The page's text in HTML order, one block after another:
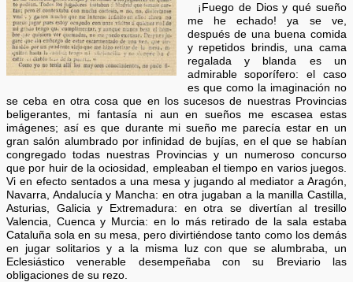
¡Fuego de Dios y qué sueño
me he echado! ya se ve,
después de una buena comida
y repetidos brindis, una cama
regalada y blanda es un
admirable soporífero: el caso
es que como la imaginación no
se ceba en otra cosa que en los sucesos de nuestras Provincias
beligerantes, mi fantasía ni aun en sueños me escasea estas
imágenes; así es que durante mi sueño me parecía estar en un
gran salón alumbrado por infinidad de bujías, en el que se habían
congregado todas nuestras Provincias y un numeroso concurso
que por huir de la ociosidad, empleaban el tiempo en varios juegos.
Vi en efecto sentados a una mesa y jugando al mediator a Aragón,
Navarra, Andalucía y Mancha: en otra jugaban a la manilla Castilla,
Asturias, Galicia y Extremadura: en otra se divertían al tresillo
Valencia, Cuenca y Murcia: en lo más retirado de la sala estaba
Cataluña sola en su mesa, pero divirtiéndose tanto como los demás
en jugar solitarios y a la misma luz con que se alumbraba, un
Eclesiástico venerable desempeñaba con su Breviario las
obligaciones de su rezo.